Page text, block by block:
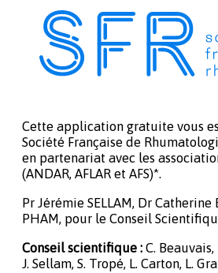
Cette application gratuite vous
Société Française de
en partenariat avec les
(ANDAR, AFLAR et AFS)*.
Pr Jérémie SELLAM, Dr Catherine
PHAM, pour le Conseil
Conseil scientifique : C. Beauvais,
J. Sellam, S. Tropé, L. Carton, L.